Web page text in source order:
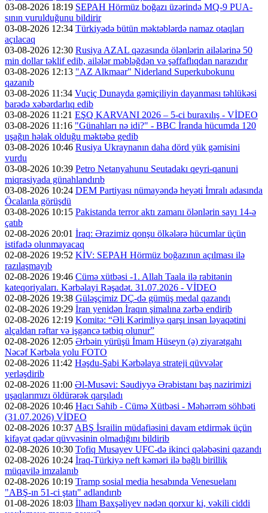
03-08-2026 18:19 SEPAH Hörmüz boğazı üzərində MQ-9 PUA-
sının vurulduğunu bildirir
03-08-2026 12:34 Türkiyədə bütün məktəblərdə namaz otaqları
açılacaq
03-08-2026 12:30 Rusiya AZAL qəzasında ölənlərin ailələrinə 50
min dollar təklif edib, ailələr məbləğdən və şəffaflıqdan narazıdır
03-08-2026 12:13 "AZ Alkmaar" Niderland Superkubokunu
qazanıb
03-08-2026 11:34 Vuçiç Dunayda gəmiçiliyin dayanması təhlükəsi
barədə xəbərdarlıq edib
03-08-2026 11:21 EŞQ KARVANI 2026 – 5-ci buraxılış - VİDEO
03-08-2026 11:16 "Günahları nə idi?" - BBC İranda hücumda 120
uşağın həlak olduğu məktəbə gedib
03-08-2026 10:46 Rusiya Ukraynanın daha dörd yük gəmisini
vurdu
03-08-2026 10:39 Petro Netanyahunu Seutadakı qeyri-qanuni
miqrasiyada günahlandırıb
03-08-2026 10:24 DEM Partiyası nümayəndə heyəti İmralı adasında
Öcalanla görüşdü
03-08-2026 10:15 Pakistanda terror aktı zamanı ölənlərin sayı 14-ə
çatıb
02-08-2026 20:01 İraq: Ərazimiz qonşu ölkələrə hücumlar üçün
istifadə olunmayacaq
02-08-2026 19:52 KİV: SEPAH Hörmüz boğazının açılması ilə
razılaşmayıb
02-08-2026 19:46 Cümə xütbəsi -1. Allah Taala ilə rabitənin
kateqoriyaları. Kərbəlayi Rəşadət. 31.07.2026 - VİDEO
02-08-2026 19:38 Güləşçimiz DÇ-də gümüş medal qazandı
02-08-2026 19:29 İran yenidən İraqın şimalına zərbə endirib
02-08-2026 12:19 Komitə: “Əli Kərimliyə qarşı insan ləyaqətini
alçaldan rəftar və işgəncə tətbiq olunur”
02-08-2026 12:05 Ərbəin yürüşü İmam Hüseyn (ə) ziyarətgahı
Nəcəf Kərbəla yolu FOTO
02-08-2026 11:42 Həşdu-Şabi Kərbəlaya strateji qüvvələr
yerləşdirib
02-08-2026 11:00 Əl-Musəvi: Səudiyyə Ərəbistanı baş nazirimizi
uşaqlarımızı öldürərək qarşıladı
02-08-2026 10:46 Hacı Sahib - Cümə Xütbəsi - Məhərrəm söhbəti
(31.07.2026) VİDEO
02-08-2026 10:37 ABŞ İsrailin müdafiəsini davam etdirmək üçün
kifayət qədər qüvvəsinin olmadığını bildirib
02-08-2026 10:30 Tofiq Musayev UFC-də ikinci qələbəsini qazandı
02-08-2026 10:24 İraq-Türkiyə neft kəməri ilə bağlı birillik
müqavilə imzalanıb
02-08-2026 10:19 Tramp sosial media hesabında Venesuelanı
"ABŞ-ın 51-ci ştatı" adlandırıb
01-08-2026 18:03 İlham Baxşəliyev nədən qorxur ki, vəkili ciddi